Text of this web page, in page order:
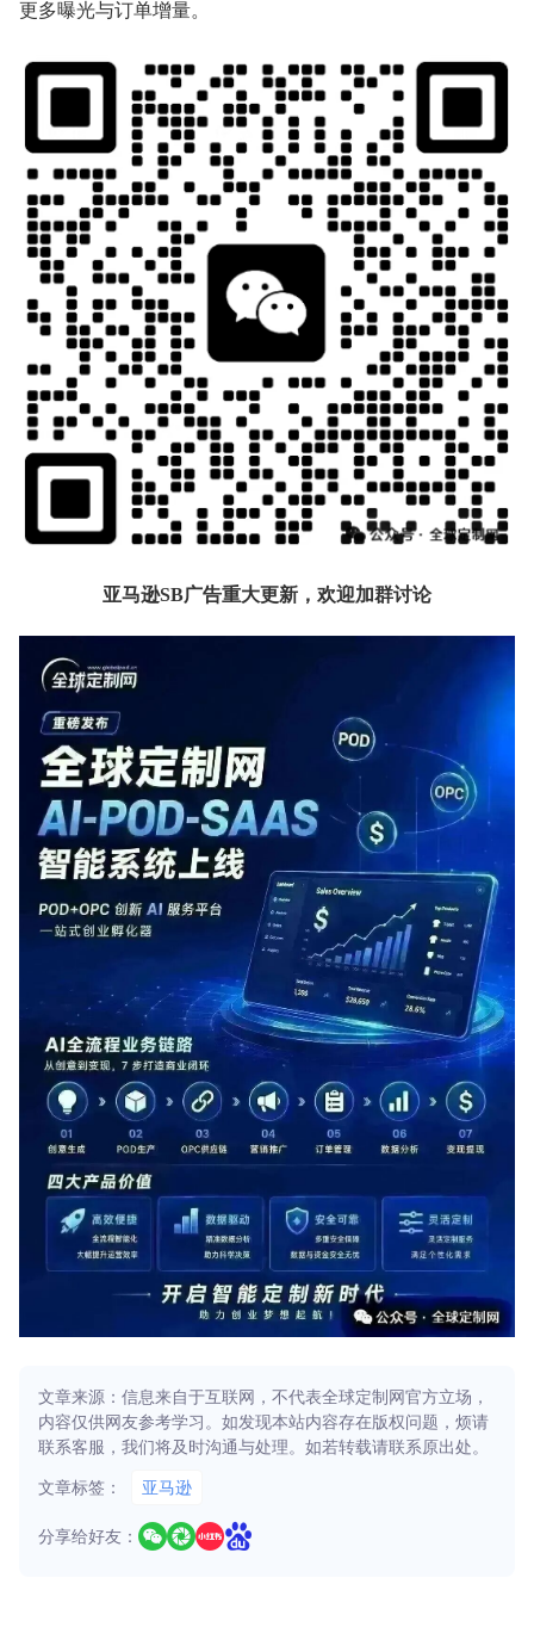
更多曝光与订单增量。
亚马逊SB广告重大更新，欢迎加群讨论
文章来源：信息来自于互联网，不代表全球定制网官方立场，
内容仅供网友参考学习。如发现本站内容存在版权问题，烦请
联系客服，我们将及时沟通与处理。如若转载请联系原出处。
文章标签： 亚马逊
分享给好友：